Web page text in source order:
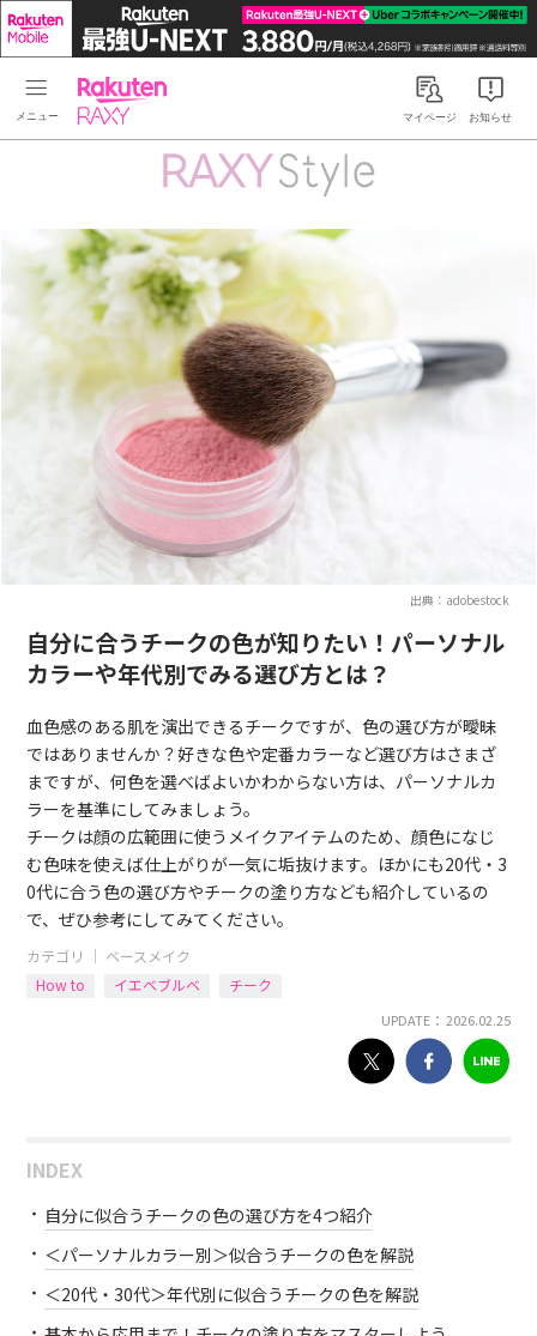
Rakuten RAXYマイページ お知らせ
出典：adobestock
自分に合うチークの色が知りたい！パーソナル
カラーや年代別でみる選び方とは？
血色感のある肌を演出できるチークですが、色の選び方が曖昧
ではありませんか？好きな色や定番カラーなど選び方はさまざ
まですが、何色を選べばよいかわからない方は、パーソナルカ
ラーを基準にしてみましょう。
チークは顔の広範囲に使うメイクアイテムのため、顔色になじ
む色味を使えば仕上がりが一気に垢抜けます。ほかにも20代・3
0代に合う色の選び方やチークの塗り方なども紹介しているの
で、ぜひ参考にしてみてください。
カテゴリ ｜ ベースメイク
How to
イエベブルベ チーク
UPDATE： 2026.02.25
INDEX
自分に似合うチークの色の選び方を4つ紹介
＜パーソナルカラー別＞似合うチークの色を解説
＜20代・30代＞年代別に似合うチークの色を解説